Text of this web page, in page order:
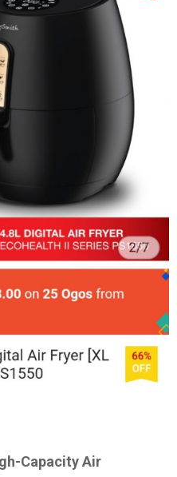
Capacity Air